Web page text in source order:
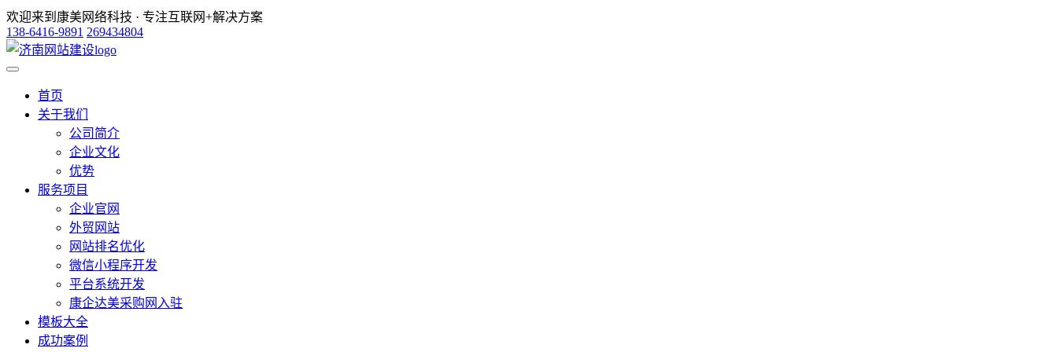
欢迎来到康美网络科技 · 专注互联网+解决方案
138-6416-9891 269434804
首页
关于我们
公司简介
企业文化
优势
服务项目
企业官网
外贸网站
网站排名优化
微信小程序开发
平台系统开发
康企达美采购网入驻
模板大全
成功案例